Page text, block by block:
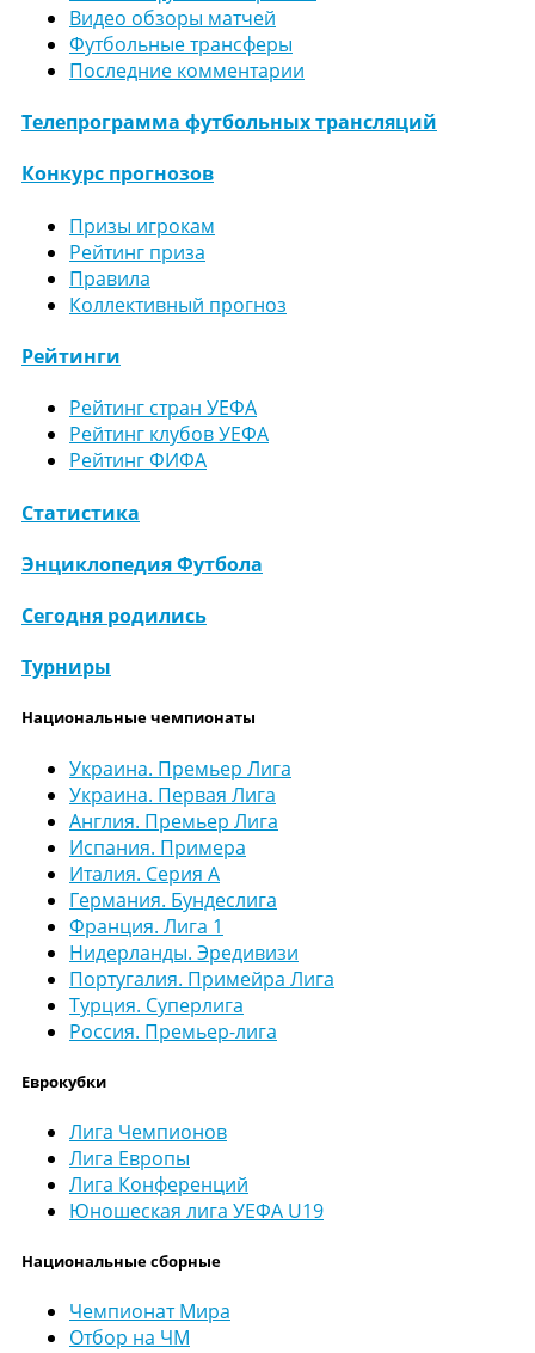
Видео обзоры матчей
Футбольные трансферы
Последние комментарии
Телепрограмма футбольных трансляций
Конкурс прогнозов
Призы игрокам
Рейтинг приза
Правила
Коллективный прогноз
Рейтинги
Рейтинг стран УЕФА
Рейтинг клубов УЕФА
Рейтинг ФИФА
Статистика
Энциклопедия Футбола
Сегодня родились
Турниры
Национальные чемпионаты
Украина. Премьер Лига
Украина. Первая Лига
Англия. Премьер Лига
Испания. Примера
Италия. Серия А
Германия. Бундеслига
Франция. Лига 1
Нидерланды. Эредивизи
Португалия. Примейра Лига
Турция. Суперлига
Россия. Премьер-лига
Еврокубки
Лига Чемпионов
Лига Европы
Лига Конференций
Юношеская лига УЕФА U19
Национальные сборные
Чемпионат Мира
Отбор на ЧМ